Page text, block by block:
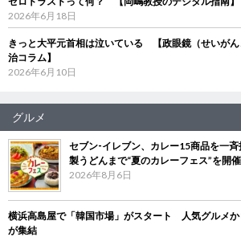
2026年6月18日
きっと大平元首相は泣いている 【政眼鏡（せいが
治コラム】
2026年6月10日
グルメ
セブン‐イレブン、カレー15商品を一
製うどんまで“夏のカレーフェス”を開
2026年8月6日
横浜高島屋で「韓国市場」がスタート 人気グルメ
が集結